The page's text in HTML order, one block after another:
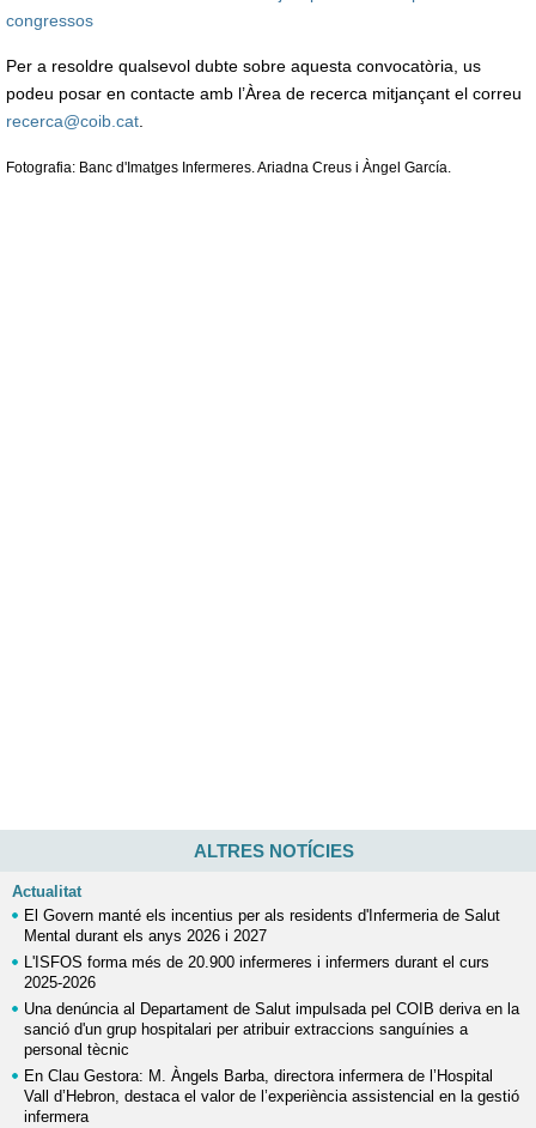
congressos
Per a resoldre qualsevol dubte sobre aquesta convocatòria, us
podeu posar en contacte amb l’Àrea de recerca mitjançant el correu
recerca@coib.cat.
Fotografia: Banc d'Imatges Infermeres. Ariadna Creus i Àngel García.
ALTRES NOTÍCIES
Actualitat
El Govern manté els incentius per als residents d'Infermeria de Salut
Mental durant els anys 2026 i 2027
L'ISFOS forma més de 20.900 infermeres i infermers durant el curs
2025-2026
Una denúncia al Departament de Salut impulsada pel COIB deriva en la
sanció d'un grup hospitalari per atribuir extraccions sanguínies a
personal tècnic
En Clau Gestora: M. Àngels Barba, directora infermera de l’Hospital
Vall d’Hebron, destaca el valor de l’experiència assistencial en la gestió
infermera